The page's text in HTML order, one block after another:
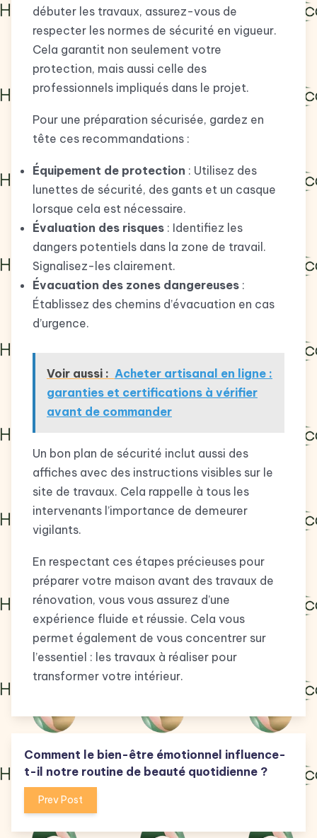
débuter les travaux, assurez-vous de
respecter les normes de sécurité en vigueur.
Cela garantit non seulement votre
protection, mais aussi celle des
professionnels impliqués dans le projet.
Pour une préparation sécurisée, gardez en
tête ces recommandations :
Équipement de protection : Utilisez des
lunettes de sécurité, des gants et un casque
lorsque cela est nécessaire.
Évaluation des risques : Identifiez les
dangers potentiels dans la zone de travail.
Signalisez-les clairement.
Évacuation des zones dangereuses :
Établissez des chemins d’évacuation en cas
d’urgence.
Voir aussi : Acheter artisanal en ligne :
garanties et certifications à vérifier
avant de commander
Un bon plan de sécurité inclut aussi des
affiches avec des instructions visibles sur le
site de travaux. Cela rappelle à tous les
intervenants l’importance de demeurer
vigilants.
En respectant ces étapes précieuses pour
préparer votre maison avant des travaux de
rénovation, vous vous assurez d’une
expérience fluide et réussie. Cela vous
permet également de vous concentrer sur
l’essentiel : les travaux à réaliser pour
transformer votre intérieur.
Comment le bien-être émotionnel influence-
t-il notre routine de beauté quotidienne ?
Prev Post